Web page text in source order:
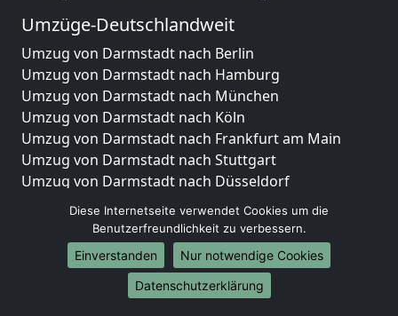
Umzüge-Deutschlandweit
Umzug von Darmstadt nach Berlin
Umzug von Darmstadt nach Hamburg
Umzug von Darmstadt nach München
Umzug von Darmstadt nach Köln
Umzug von Darmstadt nach Frankfurt am Main
Umzug von Darmstadt nach Stuttgart
Umzug von Darmstadt nach Düsseldorf
Umzug von Darmstadt nach Leipzig
Umzug von Darmstadt nach Dortmund
Umzug von Darmstadt nach Essen
Umzug von Darmstadt nach Bremen
Umzug von Darmstadt nach Dresden
Diese Internetseite verwendet Cookies um die
Benutzerfreundlichkeit zu verbessern.
Einverstanden
Nur notwendige Cookies
Datenschutzerklärung